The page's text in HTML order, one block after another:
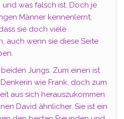
was falsch ist. Doch je
Männer kennenlernt,
sie doch viele
auch wenn sie diese Seite
Jungs. Zum einen ist
wie Frank, doch zum
aus sich herauszukommen
David ähnlicher. Sie ist ein